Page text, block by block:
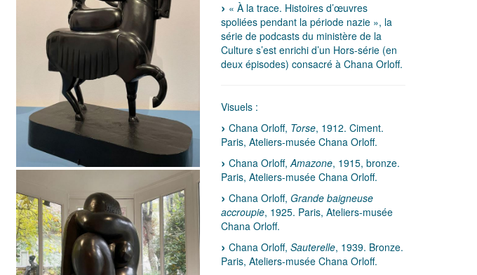
« À la trace. Histoires d’œuvres
spoliées pendant la période nazie », la
série de podcasts du ministère de la
Culture s’est enrichi d’un Hors-série (en
deux épisodes) consacré à Chana Orloff.
Visuels :
Chana Orloff, Torse, 1912. Ciment.
Paris, Ateliers-musée Chana Orloff.
Chana Orloff,Amazone, 1915, bronze.
Paris, Ateliers-musée Chana Orloff.
Chana Orloff,Grande baigneuse
accroupie, 1925. Paris, Ateliers-musée
Chana Orloff.
Chana Orloff,Sauterelle, 1939. Bronze.
Paris, Ateliers-musée Chana Orloff.